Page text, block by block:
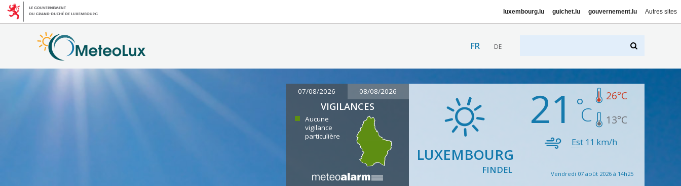
luxembourg.lu guichet.lu gouvernement.lu Autres sites
FR DE
07/08/2026 08/08/2026
VIGILANCES
Aucune
vigilance
particulière
LUXEMBOURG
FINDEL
21 26°C
13°C
Est11 km/h
Vendredi 07 août 2026 à 14h25